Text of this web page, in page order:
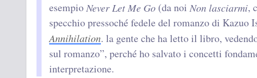
esempioNever Let Me Go (da noi Non lasciarmi,
specchio pressoché fedele del romanzo di Kazuo
Annihilation. la gente che ha letto il libro,
sul romanzo”, perché ho salvato i concetti
interpretazione.